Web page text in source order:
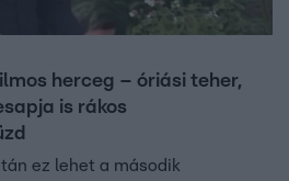
herceg – óriási teher,
is rákos
ez lehet a második